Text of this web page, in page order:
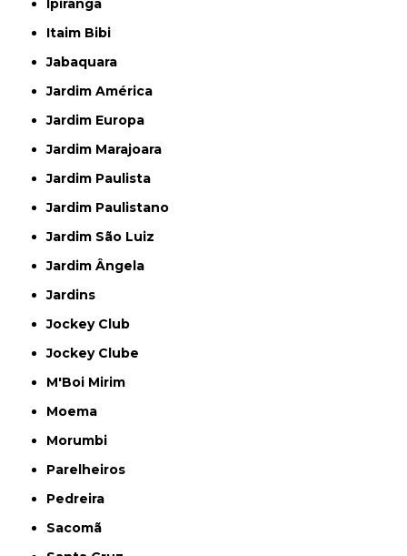
Ipiranga
Itaim Bibi
Jabaquara
Jardim América
Jardim Europa
Jardim Marajoara
Jardim Paulista
Jardim Paulistano
Jardim São Luiz
Jardim Ângela
Jardins
Jockey Club
Jockey Clube
M'Boi Mirim
Moema
Morumbi
Parelheiros
Pedreira
Sacomã